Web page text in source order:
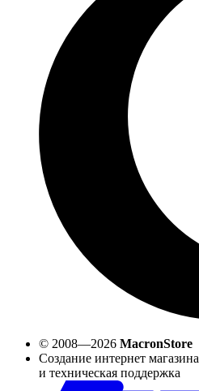
© 2008—2026 MacronStore
Создание интернет магазина
и техническая поддержка